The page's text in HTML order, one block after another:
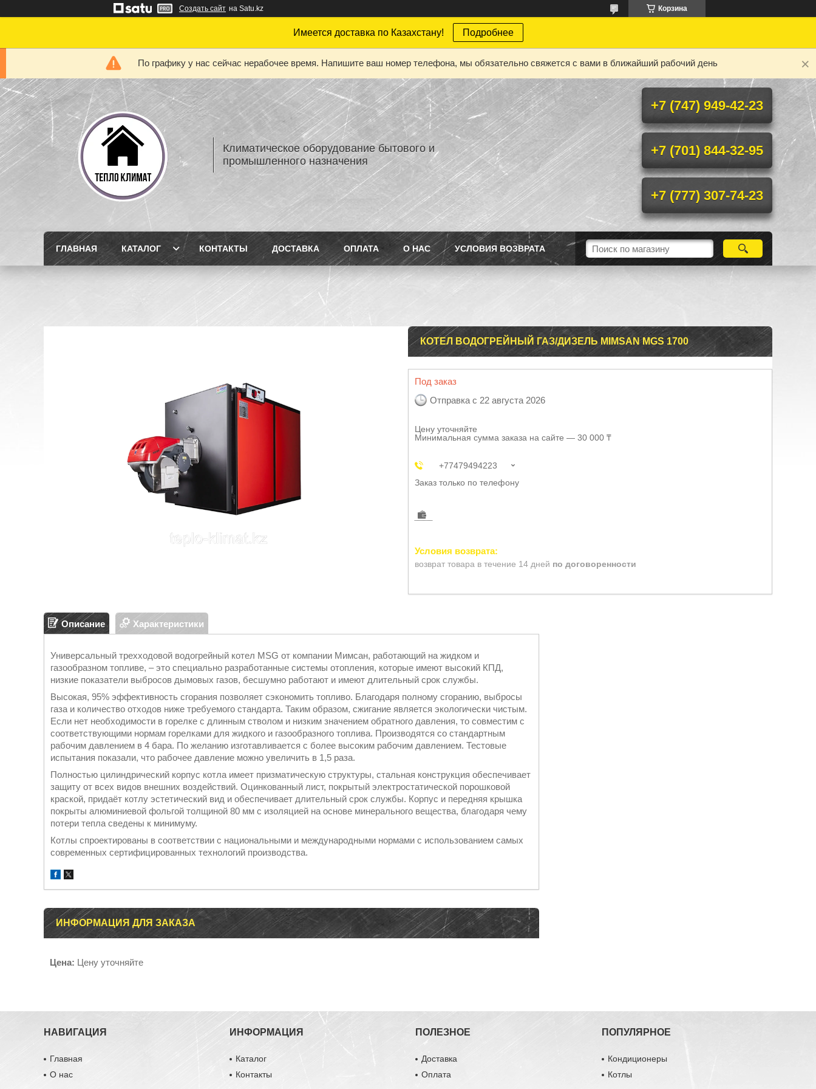
Создать сайт на Satu.kz Корзина
Имеется доставка по Казахстану! Подробнее
По графику у нас сейчас нерабочее время. Напишите ваш номер телефона, мы обязательно свяжется с вами в ближайший рабочий день
Климатическое оборудование бытового и
промышленного назначения
+7 (747) 949-42-23
+7 (701) 844-32-95
+7 (777) 307-74-23
ГЛАВНАЯ КАТАЛОГ КОНТАКТЫ ДОСТАВКА ОПЛАТА О НАС УСЛОВИЯ ВОЗВРАТА
КОТЕЛ ВОДОГРЕЙНЫЙ ГАЗ/ДИЗЕЛЬ MIMSAN MGS 1700
Под заказ
Отправка с 22 августа 2026
Цену уточняйте
Минимальная сумма заказа на сайте — 30 000 ₸
+77479494223
Заказ только по телефону
возврат товара в течение 14 дней по договоренности
Описание Характеристики
Универсальный трехходовой водогрейный котел MSG от компании Мимсан, работающий на жидком и
газообразном топливе, – это специально разработанные системы отопления, которые имеют высокий КПД,
низкие показатели выбросов дымовых газов, бесшумно работают и имеют длительный срок службы.
Высокая, 95% эффективность сгорания позволяет сэкономить топливо. Благодаря полному сгоранию, выбросы
газа и количество отходов ниже требуемого стандарта. Таким образом, сжигание является экологически чистым.
Если нет необходимости в горелке с длинным стволом и низким значением обратного давления, то совместим с
соответствующими нормам горелками для жидкого и газообразного топлива. Производятся со стандартным
рабочим давлением в 4 бара. По желанию изготавливается с более высоким рабочим давлением. Тестовые
испытания показали, что рабочее давление можно увеличить в 1,5 раза.
Полностью цилиндрический корпус котла имеет призматическую структуры, стальная конструкция обеспечивает
защиту от всех видов внешних воздействий. Оцинкованный лист, покрытый электростатической порошковой
краской, придаёт котлу эстетический вид и обеспечивает длительный срок службы. Корпус и передняя крышка
покрыты алюминиевой фольгой толщиной 80 мм с изоляцией на основе минерального вещества, благодаря чему
потери тепла сведены к минимуму.
Котлы спроектированы в соответствии с национальными и международными нормами с использованием самых
современных сертифицированных технологий производства.
ИНФОРМАЦИЯ ДЛЯ ЗАКАЗА
Цена: Цену уточняйте
НАВИГАЦИЯ
Главная
О нас
ИНФОРМАЦИЯ
Каталог
Контакты
ПОЛЕЗНОЕ
Доставка
Оплата
ПОПУЛЯРНОЕ
Кондиционеры
Котлы